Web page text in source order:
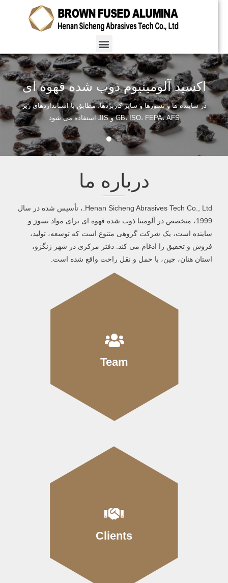
اکسید آلومینیوم ذوب شده قهوه ای
در ساینده ها و نسوزها و سایر کاربردها، مطابق با استانداردهای زیر
GB، ISO، FEPA، AFS و JIS استفاده می شود
درباره ما
Henan Sicheng Abrasives Tech Co., Ltd.، تأسیس شده در سال
1999، متخصص در آلومینا ذوب شده قهوه ای برای مواد نسوز و
ساینده است، یک شرکت گروهی متنوع است که توسعه، تولید،
فروش و تحقیق را ادغام می کند.دفتر مرکزی در شهر ژنگژو،
استان هنان، چین، با حمل و نقل راحت واقع شده است.
Team
Clients